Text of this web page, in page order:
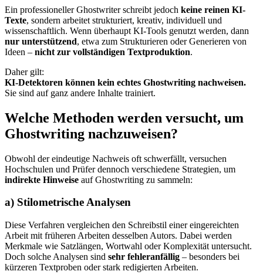
Ein professioneller Ghostwriter schreibt jedoch keine reinen KI-
Texte, sondern arbeitet strukturiert, kreativ, individuell und
wissenschaftlich. Wenn überhaupt KI-Tools genutzt werden, dann
nur unterstützend, etwa zum Strukturieren oder Generieren von
Ideen – nicht zur vollständigen Textproduktion.
Daher gilt:
KI-Detektoren können kein echtes Ghostwriting nachweisen.
Sie sind auf ganz andere Inhalte trainiert.
Welche Methoden werden versucht, um
Ghostwriting nachzuweisen?
Obwohl der eindeutige Nachweis oft schwerfällt, versuchen
Hochschulen und Prüfer dennoch verschiedene Strategien, um
indirekte Hinweise auf Ghostwriting zu sammeln:
a) Stilometrische Analysen
Diese Verfahren vergleichen den Schreibstil einer eingereichten
Arbeit mit früheren Arbeiten desselben Autors. Dabei werden
Merkmale wie Satzlängen, Wortwahl oder Komplexität untersucht.
Doch solche Analysen sind sehr fehleranfällig – besonders bei
kürzeren Textproben oder stark redigierten Arbeiten.